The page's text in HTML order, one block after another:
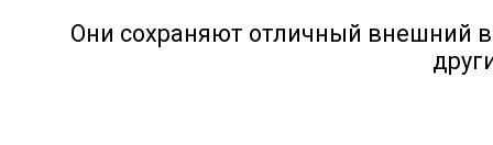
Они сохраняют отличный внешний